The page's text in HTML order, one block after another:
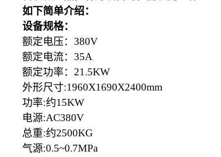
如下简单介绍：
设备规格：
额定电压：380V
额定电流：35A
额定功率：21.5KW
外形尺寸:1960X1690X2400mm
功率:约15KW
电源:AC380V
总重:约2500KG
气源:0.5~0.7MPa